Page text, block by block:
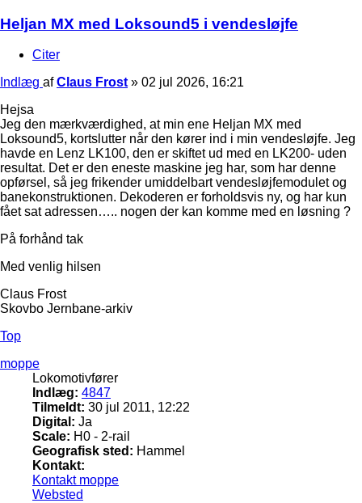
Heljan MX med Loksound5 i vendesløjfe
Citer
Indlæg afClaus Frost » 02 jul 2026, 16:21
Hejsa
Jeg den mærkværdighed, at min ene Heljan MX med
Loksound5, kortslutter når den kører ind i min vendesløjfe. Jeg
havde en Lenz LK100, den er skiftet ud med en LK200- uden
resultat. Det er den eneste maskine jeg har, som har denne
opførsel, så jeg frikender umiddelbart vendesløjfemodulet og
banekonstruktionen. Dekoderen er forholdsvis ny, og har kun
fået sat adressen….. nogen der kan komme med en løsning ?
På forhånd tak
Med venlig hilsen
Claus Frost
Skovbo Jernbane-arkiv
Top
moppe
Lokomotivfører
Indlæg: 4847
Tilmeldt: 30 jul 2011, 12:22
Digital: Ja
Scale: H0 - 2-rail
Geografisk sted: Hammel
Kontakt:
Kontakt moppe
Websted